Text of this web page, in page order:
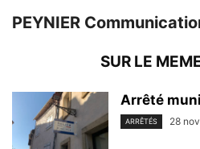
PEYNIER
SUR LE
Arrêté
ARRÊTÉS 28